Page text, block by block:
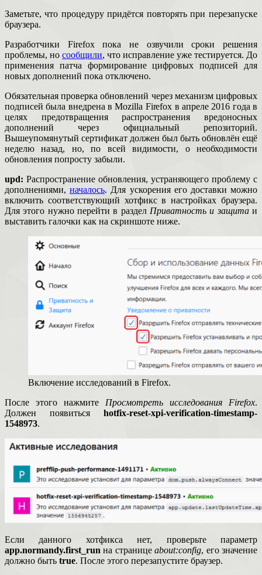
Заметьте, что процедуру придётся повторять при перезапуске
браузера.
Разработчики Firefox пока не озвучили сроки решения
проблемы, но сообщили, что исправление уже тестируется. До
применения патча формирование цифровых подписей для
новых дополнений пока отключено.
Обязательная проверка обновлений через механизм цифровых
подписей была внедрена в Mozilla Firefox в апреле 2016 года в
целях предотвращения распространения вредоносных
дополнений через официальный репозиторий.
Вышеупомянутый сертификат должен был быть обновлён ещё
неделю назад, но, по всей видимости, о необходимости
обновления попросту забыли.
upd: Распространение обновления, устраняющего проблему с
дополнениями,началось. Для ускорения его доставки можно
включить соответствующий хотфикс в настройках браузера.
Для этого нужно перейти в раздел Приватность и защитаи
выставить галочки как на скриншоте ниже.
Включение исследований в Firefox.
После этого нажмите Просмотреть исследования Firefox.
Должен появиться hotfix-reset-xpi-verification-timestamp-
1548973.
Если данного хотфикса нет, проверьте параметр
app.normandy.first_run на страницеabout:config, его значение
должно быть true. После этого перезапустите браузер.